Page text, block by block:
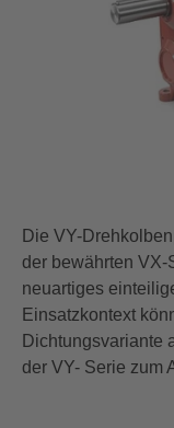
Die VY-
der bewährten VX-
neuartiges
Einsatzkontext
Dichtungsvariante
der VY- Serie zum